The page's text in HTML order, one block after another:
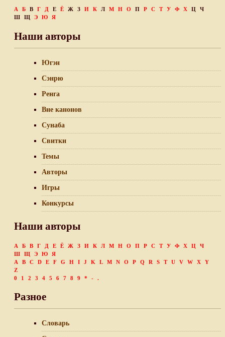
А Б В Г Д Е Ё Ж З И К Л М Н О П Р С Т У Ф Х Ц
Ч
Ш
Щ Э Ю Я
Наши авторы
Югэн
Сэнрю
Ренга
Вне канонов
Сунаба
Свитки
Темы
Авторы
Игры
Конкурсы
Наши авторы
А Б В Г Д Е Ё Ж З И К Л М Н О П Р С Т У Ф Х Ц
Ч
Ш
Щ Э Ю
Я
A
B C D E F G H I J K L M N O P Q R S T U V W X
Y
Z
0
1 2 3 4 5 6 7 8 9 * - .
Разное
Словарь